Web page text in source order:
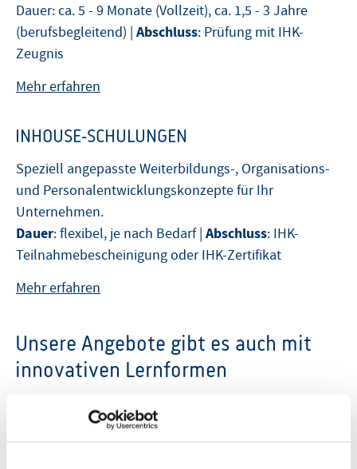
Dauer: ca. 5 - 9 Monate (Vollzeit), ca. 1,5 - 3 Jahre
(berufsbegleitend) | Abschluss: Prüfung mit IHK-
Zeugnis
Mehr erfahren
INHOUSE-SCHULUNGEN
Speziell angepasste Weiterbildungs-, Organisations-
und Personalentwicklungskonzepte für Ihr
Unternehmen.
Dauer: flexibel, je nach Bedarf | Abschluss: IHK-
Teilnahmebescheinigung oder IHK-Zertifikat
Mehr erfahren
Unsere Angebote gibt es auch mit
innovativen Lernformen
BLENDED LEARNING